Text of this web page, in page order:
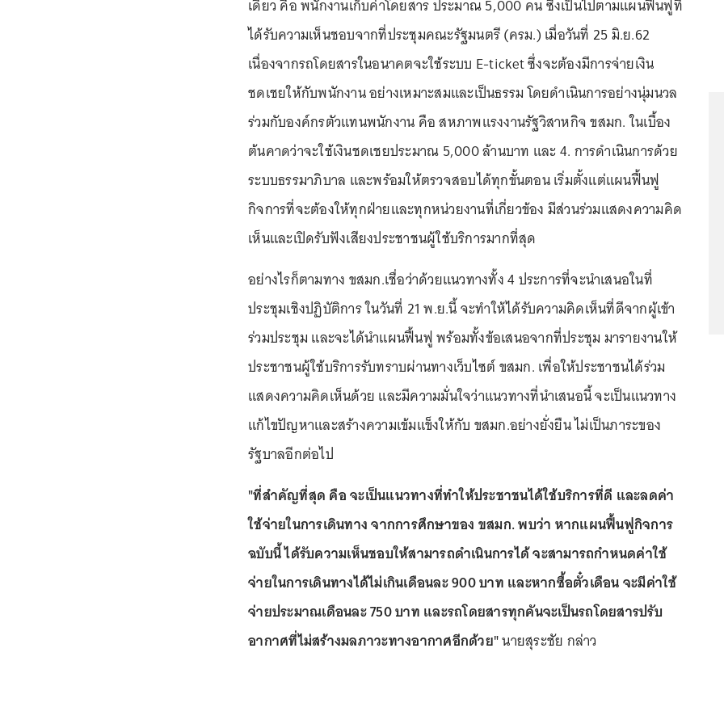
เดียว คือ พนักงานเก็บค่าโดยสาร ประมาณ 5,000 คน ซึ่งเป็นไปตามแผนฟื้นฟูที่
ได้รับความเห็นชอบจากที่ประชุมคณะรัฐมนตรี (ครม.) เมื่อวันที่ 25 มิ.ย.62
เนื่องจากรถโดยสารในอนาคตจะใช้ระบบ E-ticket ซึ่งจะต้องมีการจ่ายเงิน
ชดเชยให้กับพนักงาน อย่างเหมาะสมและเป็นธรรม โดยดำเนินการอย่างนุ่มนวล
ร่วมกับองค์กรตัวแทนพนักงาน คือ สหภาพแรงงานรัฐวิสาหกิจ ขสมก. ในเบื้อง
ต้นคาดว่าจะใช้เงินชดเชยประมาณ 5,000 ล้านบาท และ 4. การดำเนินการด้วย
ระบบธรรมาภิบาล และพร้อมให้ตรวจสอบได้ทุกขั้นตอน เริ่มตั้งแต่แผนฟื้นฟู
กิจการที่จะต้องให้ทุกฝ่ายและทุกหน่วยงานที่เกี่ยวข้อง มีส่วนร่วมแสดงความคิด
เห็นและเปิดรับฟังเสียงประชาชนผู้ใช้บริการมากที่สุด
อย่างไรก็ตามทาง ขสมก.เชื่อว่าด้วยแนวทางทั้ง 4 ประการที่จะนำเสนอในที่
ประชุมเชิงปฏิบัติการ ในวันที่ 21 พ.ย.นี้ จะทำให้ได้รับความคิดเห็นที่ดีจากผู้เข้า
ร่วมประชุม และจะได้นำแผนฟื้นฟู พร้อมทั้งข้อเสนอจากที่ประชุม มารายงานให้
ประชาชนผู้ใช้บริการรับทราบผ่านทางเว็บไซต์ ขสมก. เพื่อให้ประชาชนได้ร่วม
แสดงความคิดเห็นด้วย และมีความมั่นใจว่าแนวทางที่นำเสนอนี้ จะเป็นแนวทาง
แก้ไขปัญหาและสร้างความเข้มแข็งให้กับ ขสมก.อย่างยั่งยืน ไม่เป็นภาระของ
รัฐบาลอีกต่อไป
"ที่สำคัญที่สุด คือ จะเป็นแนวทางที่ทำให้ประชาชนได้ใช้บริการที่ดี และลดค่า
ใช้จ่ายในการเดินทาง จากการศึกษาของ ขสมก. พบว่า หากแผนฟื้นฟูกิจการ
ฉบับนี้ ได้รับความเห็นชอบให้สามารถดำเนินการได้ จะสามารถกำหนดค่าใช้
จ่ายในการเดินทางได้ไม่เกินเดือนละ 900 บาท และหากซื้อตั๋วเดือน จะมีค่าใช้
จ่ายประมาณเดือนละ 750 บาท และรถโดยสารทุกคันจะเป็นรถโดยสารปรับ
อากาศที่ไม่สร้างมลภาวะทางอากาศอีกด้วย"นายสุระชัย กล่าว